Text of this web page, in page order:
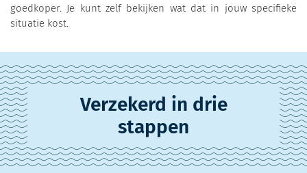
goedkoper. Je kunt zelf bekijken wat dat in jouw specifieke
situatie kost.
Verzekerd in drie
stappen